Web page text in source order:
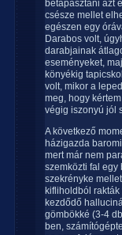
betapasztani azt
csésze mellet
egészen egy
Darabos volt,
darabjainak
eseményeket,
könyékig
volt, mikor a
meg, hogy
végig iszonyú jól
A következő
házigazda
mert már nem
szemközti fal egy
szekrényke
kifliholdból
kezdődő
gömbökké (3-4
ben,